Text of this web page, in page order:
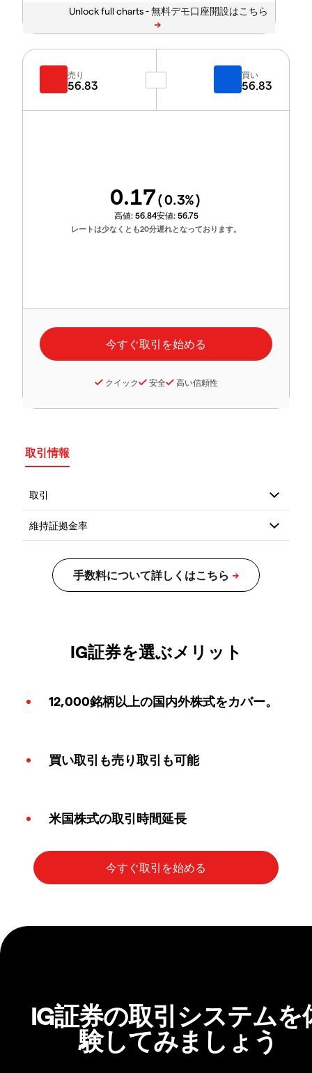
Unlock full charts -
売り
56.83
買い
56.83
0.17(0.3%)
高値: 56.84安値: 56.75
レートは少なくとも20分遅れとなっております。
クイック 安全 高い信頼性
取引情報
IG証券を選ぶメリット
12,000銘柄以上の国内外株式をカバー。
買い取引も売り取引も可能
米国株式の取引時間延長
IG証券の取引システムを
験してみましょう